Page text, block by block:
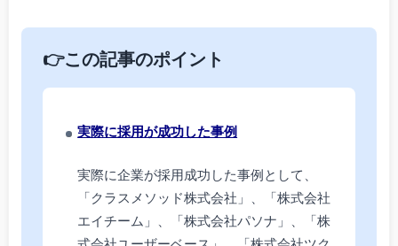
👉この記事のポイント
実際に採用が成功した事例
実際に企業が採用成功した事例として、
「クラスメソッド株式会社」、「株式会社
エイチーム」、「株式会社パソナ」、「株